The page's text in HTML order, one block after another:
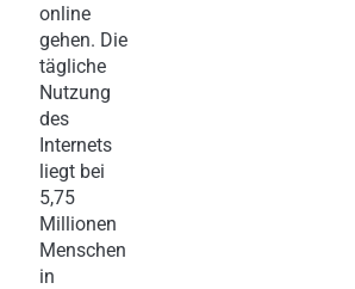
online
gehen. Die
tägliche
Nutzung
des
Internets
liegt bei
5,75
Millionen
Menschen
in